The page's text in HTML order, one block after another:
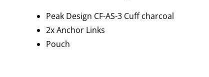
Peak Design CF-AS-3 Cuff charcoal
2x Anchor Links
Pouch